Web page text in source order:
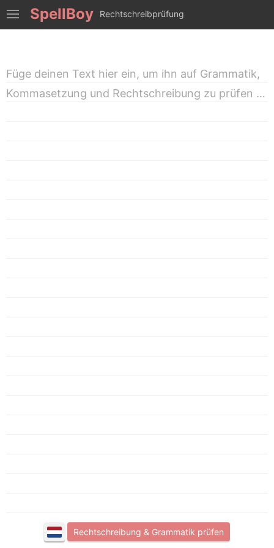
SpellBoy Rechtschreibprüfung
Rechtschreibung & Grammatik prüfen